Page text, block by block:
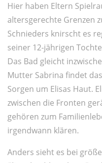
Hier haben Eltern
altersgerechte Grenzen
Schnieders knirscht es
seiner 12-jährigen
Das Bad gleicht
Mutter Sabrina findet
Sorgen um Elisas Haut.
zwischen die Fronten
gehören zum
irgendwann klären.
Anders sieht es bei